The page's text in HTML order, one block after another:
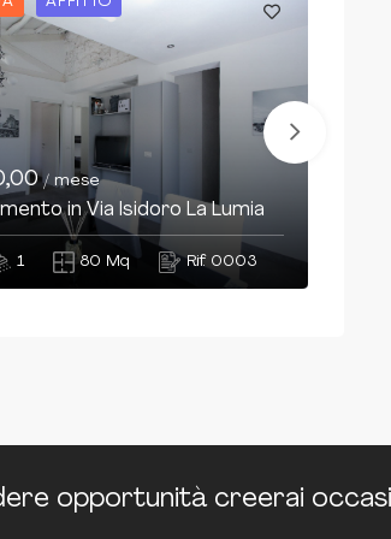
/ mese
in Via Isidoro La Lumia
1 80 Mq Rif. 0003
opportunità creerai